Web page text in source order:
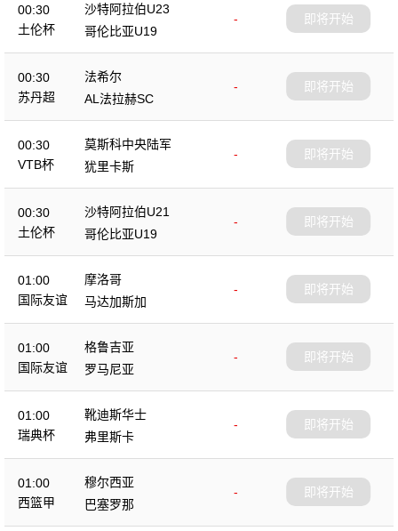
00:30
土伦杯
沙特阿拉伯U23
-
哥伦比亚U19
即将开始
00:30
苏丹超
法希尔
-
AL法拉赫SC
即将开始
00:30
VTB杯
莫斯科中央陆军
-
犹里卡斯
即将开始
00:30
土伦杯
沙特阿拉伯U21
-
哥伦比亚U19
即将开始
01:00
国际友谊
摩洛哥
-
马达加斯加
即将开始
01:00
国际友谊
格鲁吉亚
-
罗马尼亚
即将开始
01:00
瑞典杯
靴迪斯华士
-
弗里斯卡
即将开始
01:00
西篮甲
穆尔西亚
-
巴塞罗那
即将开始